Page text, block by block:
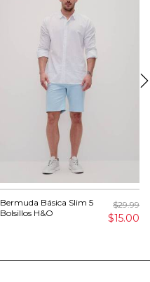
Bermuda Básica Slim 5
Bolsillos H&O
$29.99
$15.00